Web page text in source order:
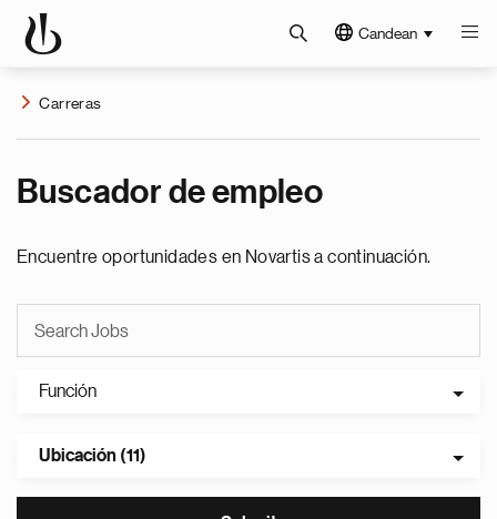
Candean
Carreras
Buscador de empleo
Encuentre oportunidades en Novartis a continuación.
Función
Ubicación (11)